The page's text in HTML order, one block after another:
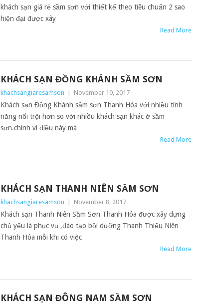
khách sạn giá rẻ sầm sơn với thiết kế theo tiêu chuẩn 2 sao
hiện đại được xây
Read More
KHÁCH SẠN ĐỒNG KHÁNH SẦM SƠN
khachsangiaresamson November 10, 2017
Khách sạn Đồng Khánh sầm sơn Thanh Hóa với nhiều tính
năng nổi trội hơn so với nhiều khách sạn khác ở sầm
sơn.chính vì điều này mà
Read More
KHÁCH SẠN THANH NIÊN SẦM SƠN
khachsangiaresamson November 8, 2017
Khách sạn Thanh Niên Sầm Sơn Thanh Hóa được xây dựng
chủ yếu là phục vụ ,đào tạo bồi dưỡng Thanh Thiếu Niên
Thanh Hóa mỗi khi có việc
Read More
KHÁCH SẠN ĐÔNG NAM SẦM SƠN